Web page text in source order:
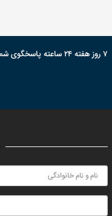
۷ روز هفته ۲۴ ساعته پاسخگوی شما هستیم.